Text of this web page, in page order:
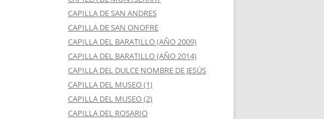
CAPILLA DE SAN ANDRES
CAPILLA DE SAN ONOFRE
CAPILLA DEL BARATILLO (AÑO 2009)
CAPILLA DEL BARATILLO (AÑO 2014)
CAPILLA DEL DULCE NOMBRE DE JESÚS
CAPILLA DEL MUSEO (1)
CAPILLA DEL MUSEO (2)
CAPILLA DEL ROSARIO